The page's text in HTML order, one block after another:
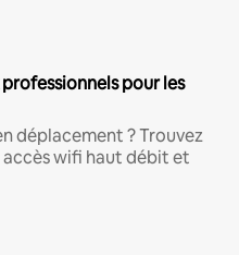
pour les
déplacement ? Trouvez
accès wifi haut débit et